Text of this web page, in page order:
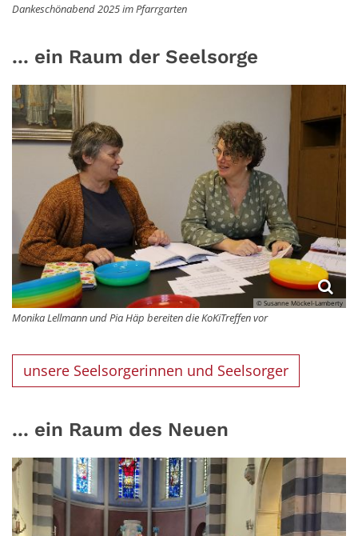
Dankeschönabend 2025 im Pfarrgarten
... ein Raum der Seelsorge
© Susanne Möckel-Lamberty
Monika Lellmann und Pia Häp bereiten die KoKiTreffen vor
unsere Seelsorgerinnen und Seelsorger
... ein Raum des Neuen